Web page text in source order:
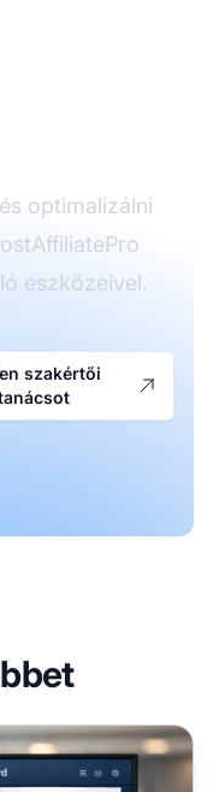
optimalizálni
eszközeivel.
szakértői
sikeréhez